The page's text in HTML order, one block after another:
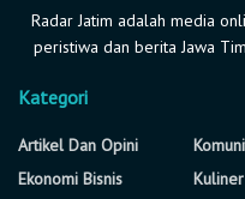
Radar Jatim adalah media
peristiwa dan berita Jawa
Kategori
Artikel Dan Opini
Ekonomi Bisnis
Kuliner